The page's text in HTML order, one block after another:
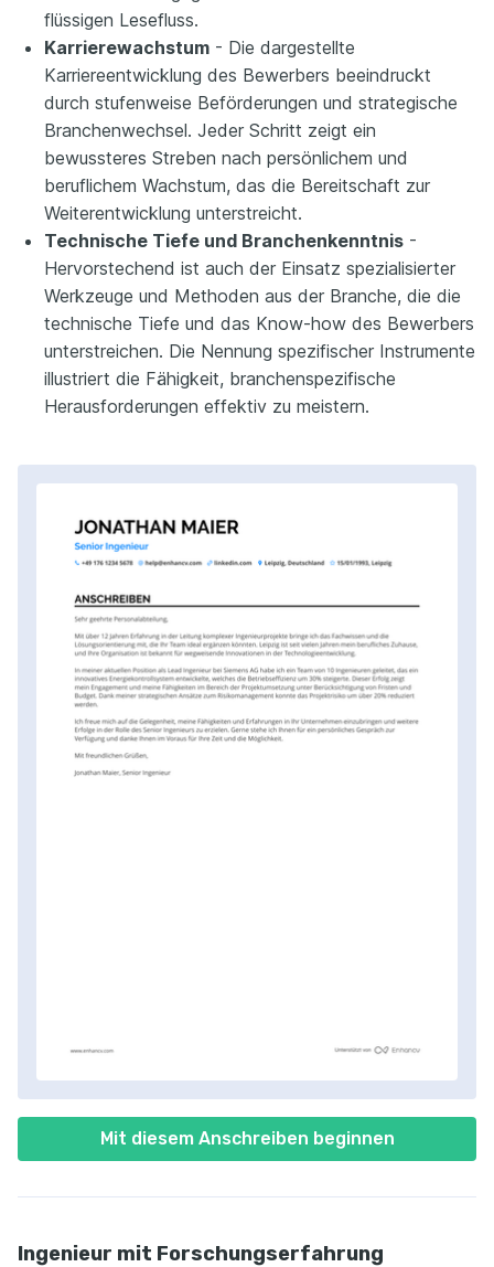
Mit diesem Anschreiben beginnen
flüssigen Lesefluss.
Karrierewachstum - Die dargestellte
Karriereentwicklung des Bewerbers beeindruckt
durch stufenweise Beförderungen und strategische
Branchenwechsel. Jeder Schritt zeigt ein
bewussteres Streben nach persönlichem und
beruflichem Wachstum, das die Bereitschaft zur
Weiterentwicklung unterstreicht.
Technische Tiefe und Branchenkenntnis -
Hervorstechend ist auch der Einsatz spezialisierter
Werkzeuge und Methoden aus der Branche, die die
technische Tiefe und das Know-how des Bewerbers
unterstreichen. Die Nennung spezifischer Instrumente
illustriert die Fähigkeit, branchenspezifische
Herausforderungen effektiv zu meistern.
Ingenieur mit Forschungserfahrung